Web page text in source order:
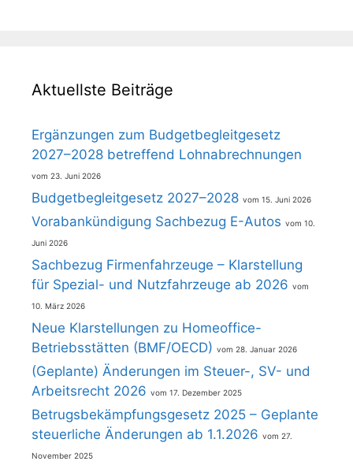
Aktuellste Beiträge
Ergänzungen zum Budgetbegleitgesetz
2027–2028 betreffend Lohnabrechnungen
23. Juni 2026
Budgetbegleitgesetz 2027–2028 15. Juni 2026
Vorabankündigung Sachbezug E-Autos 10.
Juni 2026
Sachbezug Firmenfahrzeuge – Klarstellung
für Spezial- und Nutzfahrzeuge ab 2026
10. März 2026
Neue Klarstellungen zu Homeoffice-
Betriebsstätten (BMF/OECD)
28. Januar 2026
(Geplante) Änderungen im Steuer-, SV- und
Arbeitsrecht 2026
17. Dezember 2025
Betrugsbekämpfungsgesetz 2025 – Geplante
steuerliche Änderungen ab 1.1.2026
27.
November 2025